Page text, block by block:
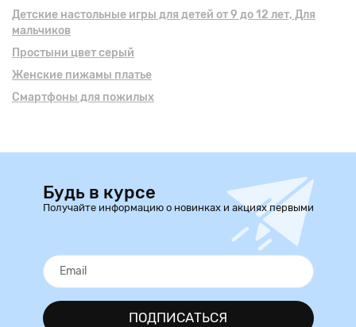
Детские настольные игры для детей от 9 до 12 лет, Для
мальчиков
Простыни цвет серый
Женские пижамы платье
Смартфоны для пожилых
Будь в курсе
Получайте информацию о новинках и акциях первыми
ПОДПИСАТЬСЯ